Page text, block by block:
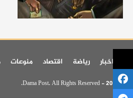
اخر اخبار رياضة اقتصاد منوعات
© 2026 - Dama Post. All Rights Reserved.